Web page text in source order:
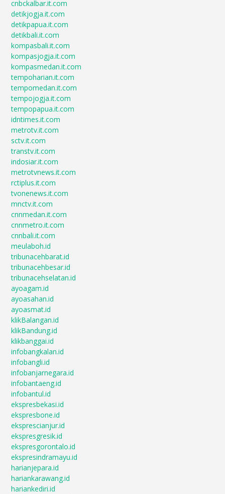
cnbckalbar.it.com
detikjogja.it.com
detikpapua.it.com
detikbali.it.com
kompasbali.it.com
kompasjogja.it.com
kompasmedan.it.com
tempoharian.it.com
tempomedan.it.com
tempojogja.it.com
tempopapua.it.com
idntimes.it.com
metrotv.it.com
sctv.it.com
transtv.it.com
indosiar.it.com
metrotvnews.it.com
rctiplus.it.com
tvonenews.it.com
mnctv.it.com
cnnmedan.it.com
cnnmetro.it.com
cnnbali.it.com
meulaboh.id
tribunacehbarat.id
tribunacehbesar.id
tribunacehselatan.id
ayoagam.id
ayoasahan.id
ayoasmat.id
klikBalangan.id
klikBandung.id
klikbanggai.id
infobangkalan.id
infobangli.id
infobanjarnegara.id
infobantaeng.id
infobantul.id
ekspresbekasi.id
ekspresbone.id
eksprescianjur.id
ekspresgresik.id
ekspresgorontalo.id
ekspresindramayu.id
harianjepara.id
hariankarawang.id
hariankediri.id